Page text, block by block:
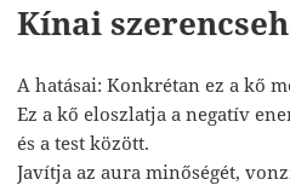
Kínai
A hatásai: Konkrétan ez a kő
Ez a kő eloszlatja a negatív
és a test között.
Javítja az aura minőségét,